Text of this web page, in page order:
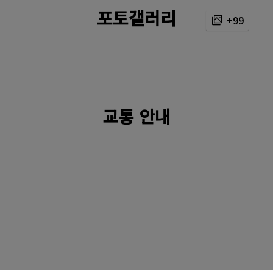
포토갤러리 +99
교통 안내